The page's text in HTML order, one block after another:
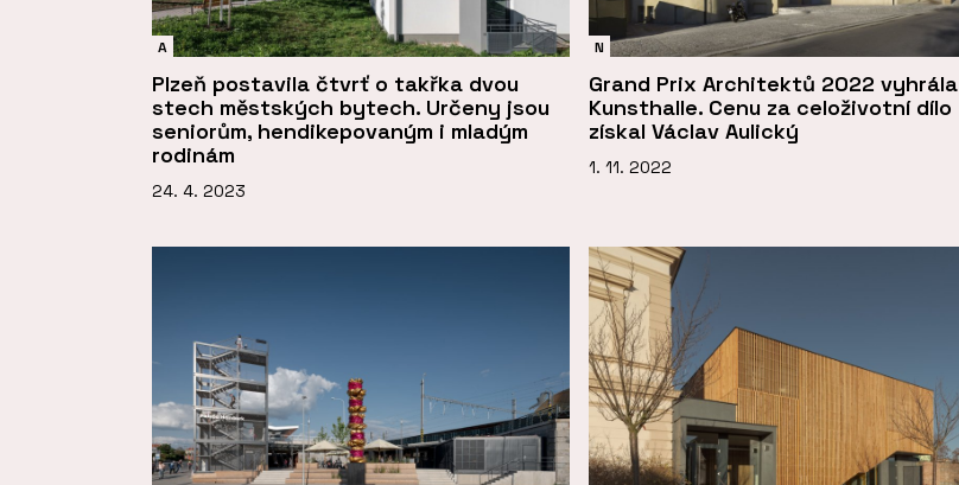
A
Plzeň postavila čtvrť o takřka dvou
stech městských bytech. Určeny jsou
seniorům, hendikepovaným i mladým
rodinám
24. 4. 2023
N
Grand Prix Architektů 2022 vyhrála
Kunsthalle. Cenu za celoživotní dílo
získal Václav Aulický
1. 11. 2022